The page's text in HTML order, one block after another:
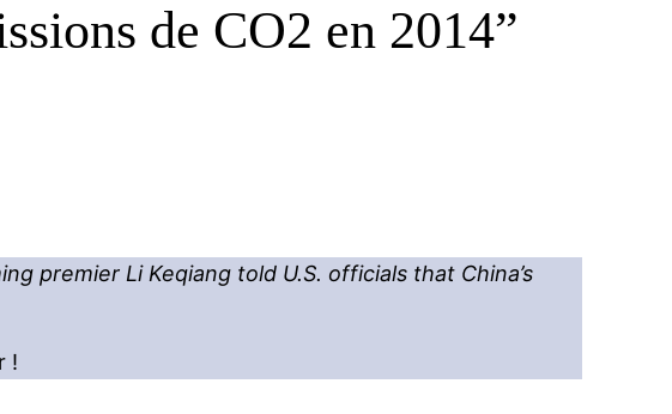
de CO2 en 2014”
premier Li Keqiang told U.S. officials that China’s
!